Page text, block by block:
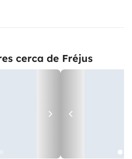
cerca de Fréjus